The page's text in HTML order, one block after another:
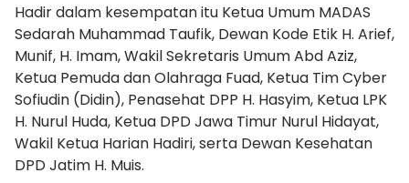
Hadir dalam kesempatan itu Ketua Umum MADAS
Sedarah Muhammad Taufik, Dewan Kode Etik H. Arief,
Munif, H. Imam, Wakil Sekretaris Umum Abd Aziz,
Ketua Pemuda dan Olahraga Fuad, Ketua Tim Cyber
Sofiudin (Didin), Penasehat DPP H. Hasyim, Ketua LPK
H. Nurul Huda, Ketua DPD Jawa Timur Nurul Hidayat,
Wakil Ketua Harian Hadiri, serta Dewan Kesehatan
DPD Jatim H. Muis.